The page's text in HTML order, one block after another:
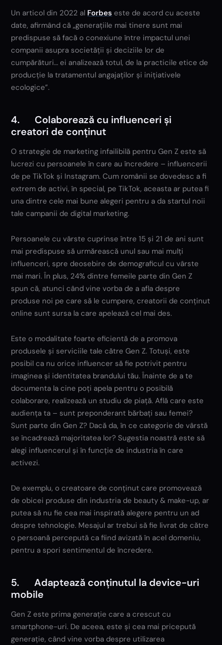
Un articol din 2022 al Forbes este de acord cu aceste
date, afirmând că „generațiile mai tinere sunt mai
predispuse să facă o conexiune între impactul unei
companii asupra societății și deciziile lor de
cumpărături… ei analizează totul, de la practicile etice de
producție la tratamentul angajaților și inițiativele
ecologice”.
4. Colaborează cu influenceri și
creatori de conținut
O strategie de marketing infailibilă pentru Gen Z este să
lucrezi cu persoanele în care au încredere – influencerii
de pe TikTok și Instagram. Cum românii se dovedesc a fi
extrem de activi, în special, pe TikTok, aceasta ar putea fi
una dintre cele mai bune alegeri pentru a da startul noii
tale campanii de digital marketing.
Persoanele cu vârste cuprinse între 15 și 21 de ani sunt
mai predispuse să urmărească unul sau mai mulți
influenceri, spre deosebire de demograficul cu vârste
mai mari. În plus, 24% dintre femeile parte din Gen Z
spun că, atunci când vine vorba de a afla despre
produse noi pe care să le cumpere, creatorii de conținut
online sunt sursa la care apelează cel mai des.
Este o modalitate foarte eficientă de a promova
produsele și serviciile tale către Gen Z. Totuși, este
posibil ca nu orice influencer să fie potrivit pentru
imaginea și identitatea brandului tău. Înainte de a te
documenta la cine poți apela pentru o posibilă
colaborare, realizează un studiu de piață. Află care este
audiența ta – sunt preponderant bărbați sau femei?
Sunt parte din Gen Z? Dacă da, în ce categorie de vârstă
se încadrează majoritatea lor? Sugestia noastră este să
alegi influencerul și în funcție de industria în care
activezi.
De exemplu, o creatoare de conținut care promovează
de obicei produse din industria de beauty & make-up, ar
putea să nu fie cea mai inspirată alegere pentru un ad
despre tehnologie. Mesajul ar trebui să fie livrat de către
o persoană percepută ca fiind avizată în acel domeniu,
pentru a spori sentimentul de încredere.
5. Adaptează conținutul la device-uri
mobile
Gen Z este prima generație care a crescut cu
smartphone-uri. De aceea, este și cea mai pricepută
generație, când vine vorba despre utilizarea